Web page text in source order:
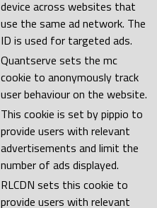
device across websites that
use the same ad network. The
ID is used for targeted ads.
Quantserve sets the mc
cookie to anonymously track
user behaviour on the website.
This cookie is set by pippio to
provide users with relevant
advertisements and limit the
number of ads displayed.
RLCDN sets this cookie to
provide users with relevant